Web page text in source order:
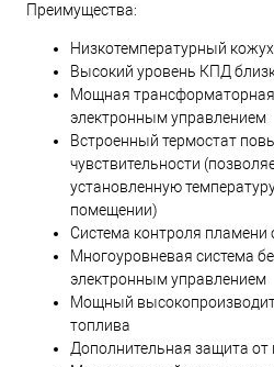
Преимущества:
Низкотемпературный
Высокий уровень КПД
Мощная
электронным управлением
Встроенный термостат
чувствительности
установленную
помещении)
Система контроля пламени
Многоуровневая система
электронным управлением
Мощный
топлива
Дополнительная защита